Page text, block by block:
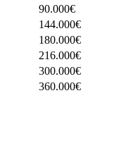
90.000€
144.000€
180.000€
216.000€
300.000€
360.000€